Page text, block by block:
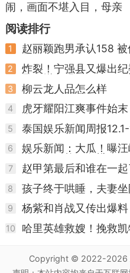
闹，画面不堪入目，母亲
怒了：你俩在干啥
阅读排行
1
赵丽颖跑男承认158
2
炸裂！宁强县又爆出
3 柳云龙人品怎么样
4
虎牙耀阳江爽事件始
5
泰国娱乐新闻周报
6
娱乐新闻：大瓜！曝
7
赵甲第最后和谁在一
8
孩子终于哄睡，夫妻
9 杨紫和肖战又传出爆
10
哈里英雄救嫂！挽救
Copyright © 2022-2026